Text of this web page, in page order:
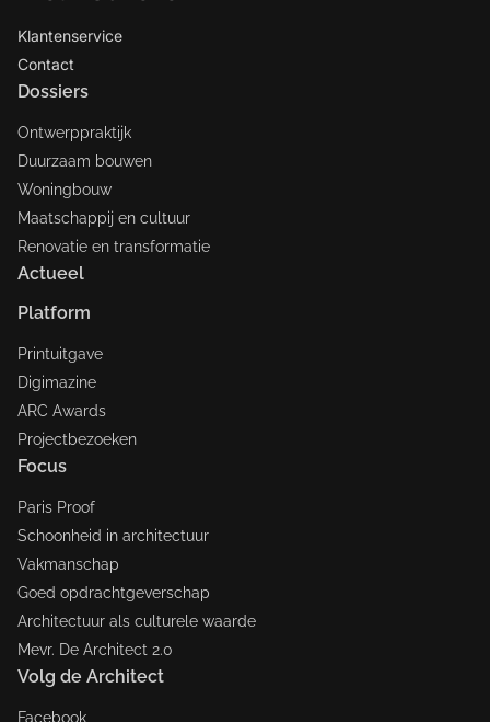
Klantenservice
Contact
Dossiers
Ontwerppraktijk
Duurzaam bouwen
Woningbouw
Maatschappij en cultuur
Renovatie en transformatie
Actueel
Platform
Printuitgave
Digimazine
ARC Awards
Projectbezoeken
Focus
Paris Proof
Schoonheid in architectuur
Vakmanschap
Goed opdrachtgeverschap
Architectuur als culturele waarde
Mevr. De Architect 2.0
Volg de Architect
Facebook